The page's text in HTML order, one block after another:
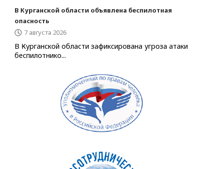
В Курганской области объявлена беспилотная
опасность
7 августа 2026
В Курганской области зафиксирована угроза атаки
беспилотнико...